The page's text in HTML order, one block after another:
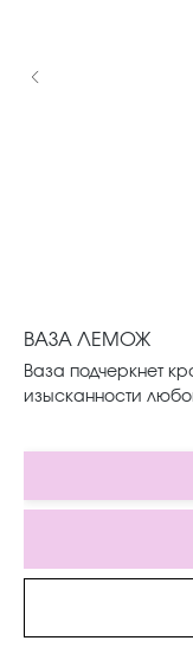
ВАЗА ЛЕМОЖ
Ваза подчеркнет
изысканности